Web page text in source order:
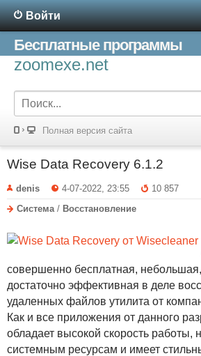
Войти
Бесплатные программы
zoomexe.net
Полная версия сайта
Wise Data Recovery 6.1.2
denis 4-07-2022, 23:55
10 857
Система / Восстановление
совершенно бесплатная,
достаточно эффективная в деле
удаленных файлов утилита от
Как и все приложения от данного
обладает высокой скорость работы,
системным ресурсам и имеет